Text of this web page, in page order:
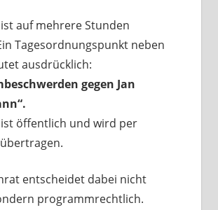
auf mehrere Stunden
Tagesordnungspunkt neben
ausdrücklich:
gegen Jan
ist öffentlich und wird per
entscheidet dabei nicht
programmrechtlich.